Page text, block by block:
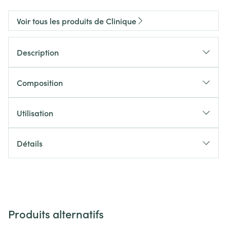
Voir tous les produits de Clinique
Description
Composition
Utilisation
Détails
Produits alternatifs